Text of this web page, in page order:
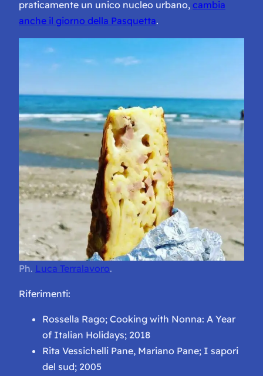
praticamente un unico nucleo urbano, cambia
anche il giorno della Pasquetta.
Ph. Luca Terralavoro.
Riferimenti:
Rossella Rago; Cooking with Nonna: A Year
of Italian Holidays; 2018
Rita Vessichelli Pane, Mariano Pane; I sapori
del sud; 2005